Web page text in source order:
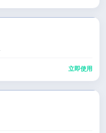
立即使用